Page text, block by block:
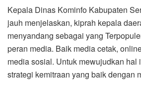
Kepala Dinas Kominfo Kabupaten
jauh menjelaskan, kiprah kepala
menyandang sebagai yang
peran media. Baik media cetak,
media sosial. Untuk mewujudkan hal
strategi kemitraan yang baik dengan